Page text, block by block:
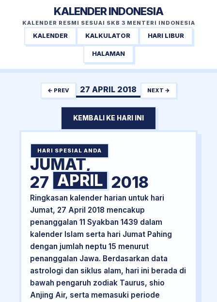
KALENDER INDONESIA
KALENDER RESMI SESUAI SKB 3 MENTERI INDONESIA
KALENDER KALKULATOR HARI LIBUR
HALAMAN
← PREV 27 APRIL 2018 NEXT →
KEMBALI KE HARI INI
HARI SPESIAL ANDA
JUMAT,
27 APRIL 2018
Ringkasan kalender harian untuk hari
Jumat, 27 April 2018 mencakup
penanggalan 11 Syakban 1439 dalam
kalender Islam serta hari Jumat Pahing
dengan jumlah neptu 15 menurut
penanggalan Jawa. Berdasarkan data
astrologi dan siklus alam, hari ini berada di
bawah pengaruh zodiak Taurus, shio
Anjing Air, serta memasuki periode